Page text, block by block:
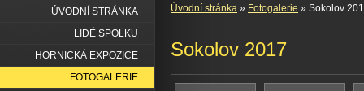
Úvodní stránka » Fotogalerie » Sokolov
Sokolov 2017
ÚVODNÍ STRÁNKA
LIDÉ SPOLKU
HORNICKÁ EXPOZICE
FOTOGALERIE